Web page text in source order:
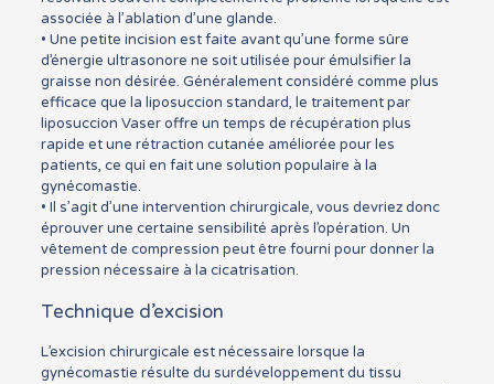
associée à l’ablation d’une glande.
• Une petite incision est faite avant qu’une forme sûre
d’énergie ultrasonore ne soit utilisée pour émulsifier la
graisse non désirée. Généralement considéré comme plus
efficace que la liposuccion standard, le traitement par
liposuccion Vaser offre un temps de récupération plus
rapide et une rétraction cutanée améliorée pour les
patients, ce qui en fait une solution populaire à la
gynécomastie.
• Il s’agit d’une intervention chirurgicale, vous devriez donc
éprouver une certaine sensibilité après l’opération. Un
vêtement de compression peut être fourni pour donner la
pression nécessaire à la cicatrisation.
Technique d’excision
L’excision chirurgicale est nécessaire lorsque la
gynécomastie résulte du surdéveloppement du tissu